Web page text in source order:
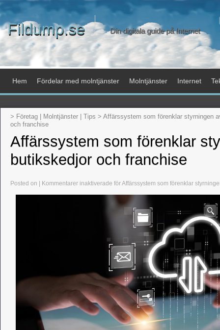
Fildump.se Din digitala guide på Internet
Hem Fördelar med molntjänster Molntjänster Internet
> Företag Molntjänster Tips > Affärssystem som förenklar styrningen
och franchise
Affärssystem som förenklar
butikskedjor och franchise
Posted on | Kommentarer inaktiverade för Affärssystem som förenklar